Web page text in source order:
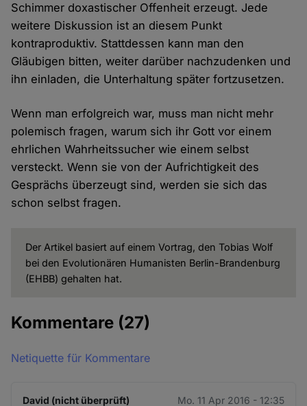
Schimmer doxastischer Offenheit erzeugt. Jede
weitere Diskussion ist an diesem Punkt
kontraproduktiv. Stattdessen kann man den
Gläubigen bitten, weiter darüber nachzudenken und
ihn einladen, die Unterhaltung später fortzusetzen.
Wenn man erfolgreich war, muss man nicht mehr
polemisch fragen, warum sich ihr Gott vor einem
ehrlichen Wahrheitssucher wie einem selbst
versteckt. Wenn sie von der Aufrichtigkeit des
Gesprächs überzeugt sind, werden sie sich das
schon selbst fragen.
Der Artikel basiert auf einem Vortrag, den Tobias Wolf
bei den Evolutionären Humanisten Berlin-Brandenburg
(EHBB) gehalten hat.
Kommentare (27)
Netiquette für Kommentare
David (nicht überprüft) Mo. 11 Apr 2016 - 12:35